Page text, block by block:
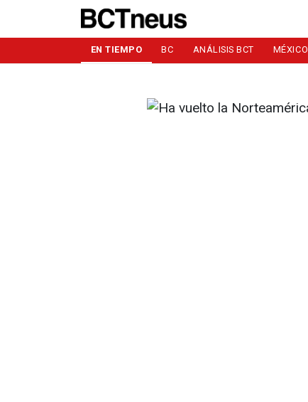
EN TIEMPO BC ANÁLISIS BCT MÉXICO